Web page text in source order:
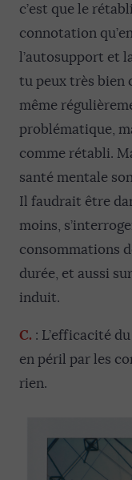
c’est que le
connotation
l’autosupport et
tu peux très bien
même
problématique,
comme rétabli.
santé mentale
Il faudrait être
moins,
consommations
durée, et aussi
induit.
C. : L’efficacité
en péril par les
rien.